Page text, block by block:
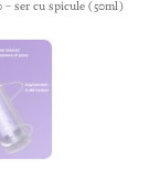
– ser cu spicule (50ml)